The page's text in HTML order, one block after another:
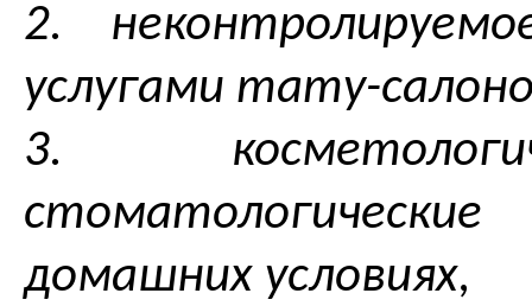
2.
услугами тату-
3.
домашних условиях,